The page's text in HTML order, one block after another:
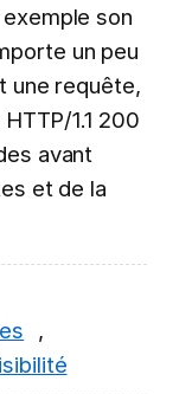
son
un peu
une requête,
1.1 200
avant
et de la
,